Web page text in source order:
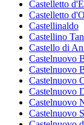
Castelletto
Castelletto
Castellinaldo
Castellino
Castello di
Castelnuovo
Castelnuovo
Castelnuovo
Castelnuovo
Castelnuovo
Castelnuovo